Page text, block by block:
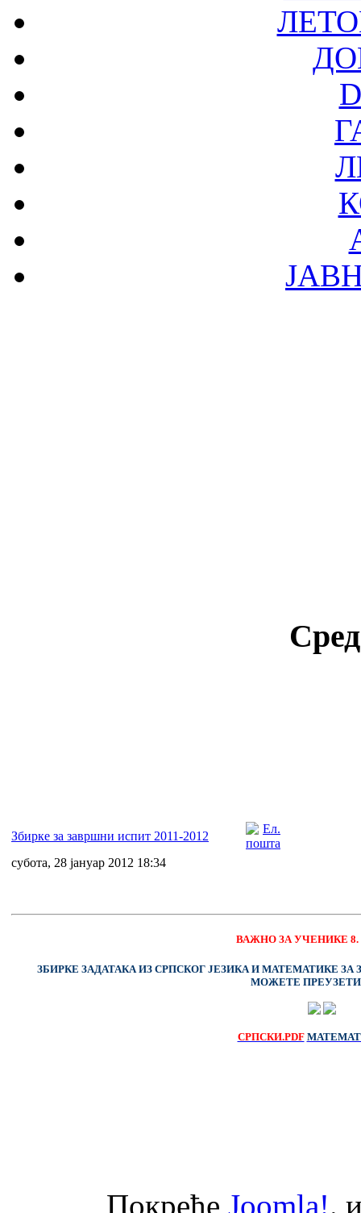
Збирке за завршни испит 2011-2012
субота, 28 јануар 2012 18:34
ВАЖНО ЗА УЧЕНИКЕ 8.
ЗБИРКЕ ЗАДАТАКА ИЗ СРПСКОГ ЈЕЗИКА И МАТЕМАТИКЕ
МОЖЕТЕ
СРПСКИ.PDF
Покреће Joomla!.